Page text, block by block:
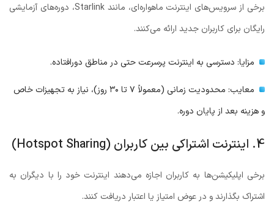
برخی از سرویس‌های اینترنت ماهواره‌ای، مانند Starlink، دوره‌های آزمایشی
رایگان برای کاربران جدید ارائه می‌کنند.
مزایا: دسترسی به اینترنت پرسرعت حتی در مناطق دورافتاده.
معایب: محدودیت زمانی (معمولاً ۷ تا ۳۰ روز)، نیاز به تجهیزات خاص
و هزینه بعد از پایان دوره.
4. اینترنت اشتراکی بین کاربران (Hotspot Sharing)
برخی اپلیکیشن‌ها به کاربران اجازه می‌دهند اینترنت خود را با دیگران به
اشتراک بگذارند و در عوض امتیاز یا اعتبار دریافت کنند.